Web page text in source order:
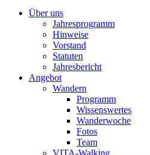
Über uns
Jahresprogramm
Hinweise
Vorstand
Statuten
Jahresbericht
Angebot
Wandern
Programm
Wissenswertes
Wanderwoche
Fotos
Team
VITA-Walking